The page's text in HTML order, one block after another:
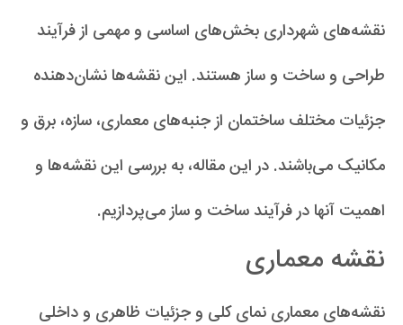
نقشه‌های شهرداری بخش‌های اساسی و مهمی از فرآیند
طراحی و ساخت و ساز هستند. این نقشه‌ها نشان‌دهنده
جزئیات مختلف ساختمان از جنبه‌های معماری، سازه، برق و
مکانیک می‌باشند. در این مقاله، به بررسی این نقشه‌ها و
اهمیت آنها در فرآیند ساخت و ساز می‌پردازیم.
نقشه معماری
نقشه‌های معماری نمای کلی و جزئیات ظاهری و داخلی